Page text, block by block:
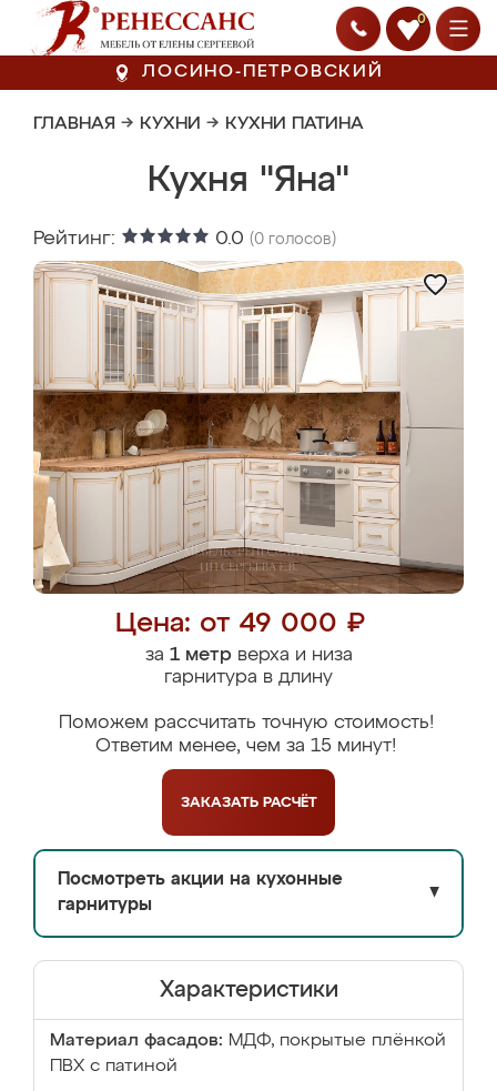
0
ЛОСИНО-ПЕТРОВСКИЙ
ГЛАВНАЯ → КУХНИ → КУХНИ ПАТИНА
Кухня "Яна"
Рейтинг: 0.0 (0 голосов)
Цена: от 49 000 ₽
за 1 метрверха и низа
гарнитура в длину
Поможем рассчитать точную стоимость!
Ответим менее, чем за 15 минут!
ЗАКАЗАТЬ РАСЧЁТ
Посмотреть акции на кухонные
гарнитуры
▼
Характеристики
Материал фасадов: МДФ, покрытые плёнкой
ПВХ с патиной